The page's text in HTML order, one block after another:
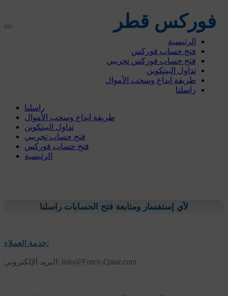
فوركس قطر
الرئيسية
فتح حساب فوركس
فتح حساب فوركس تجريبي
تداول البيتكوين
طريقة إيداع وسحب الأموال
راسلنا
راسلنا
طريقة إيداع وسحب الأموال
تداول البيتكوين
فتح حساب تجريبي
فتح حساب فوركس
الرئيسية
لأي إستفسار ومتابعة فتح الحسابات راسلنا
خدمة العملاء:
البريد الإلكتروني: info@Forex-Qatar.com